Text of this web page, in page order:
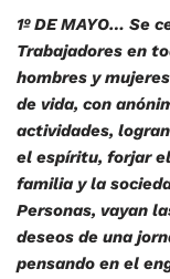
1º DE MAYO… Se
Trabajadores en
hombres y
de vida, con
actividades,
el espíritu, forjar
familia y la
Personas, vayan
deseos de una
pensando en el